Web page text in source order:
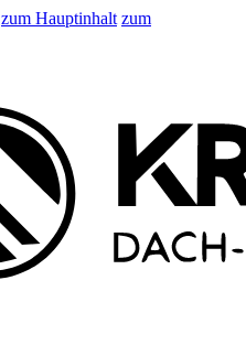
zum Hauptinhalt zum